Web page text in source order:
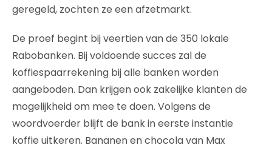
geregeld, zochten ze een afzetmarkt.
De proef begint bij veertien van de 350 lokale
Rabobanken. Bij voldoende succes zal de
koffiespaarrekening bij alle banken worden
aangeboden. Dan krijgen ook zakelijke klanten de
mogelijkheid om mee te doen. Volgens de
woordvoerder blijft de bank in eerste instantie
koffie uitkeren. Bananen en chocola van Max